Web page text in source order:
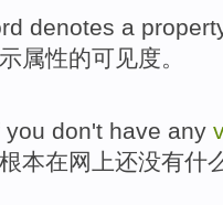
denotes a
属性的可见度。
you don't have any
根本在网上还没有什